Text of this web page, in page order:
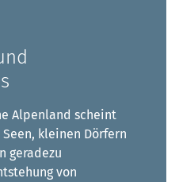
Alpenland scheint
kleinen Dörfern
geradezu
von